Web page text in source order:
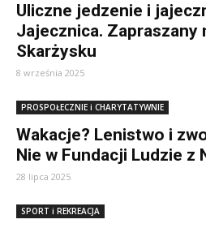
Uliczne jedzenie i
Jajecznica. Zapraszany
Skarżysku
8 września 2025
PROSPOŁECZNIE i CHARYTATYWNIE
Wakacje? Lenistwo i
Nie w Fundacji Ludzie z
28 lipca 2025
SPORT i REKREACJA